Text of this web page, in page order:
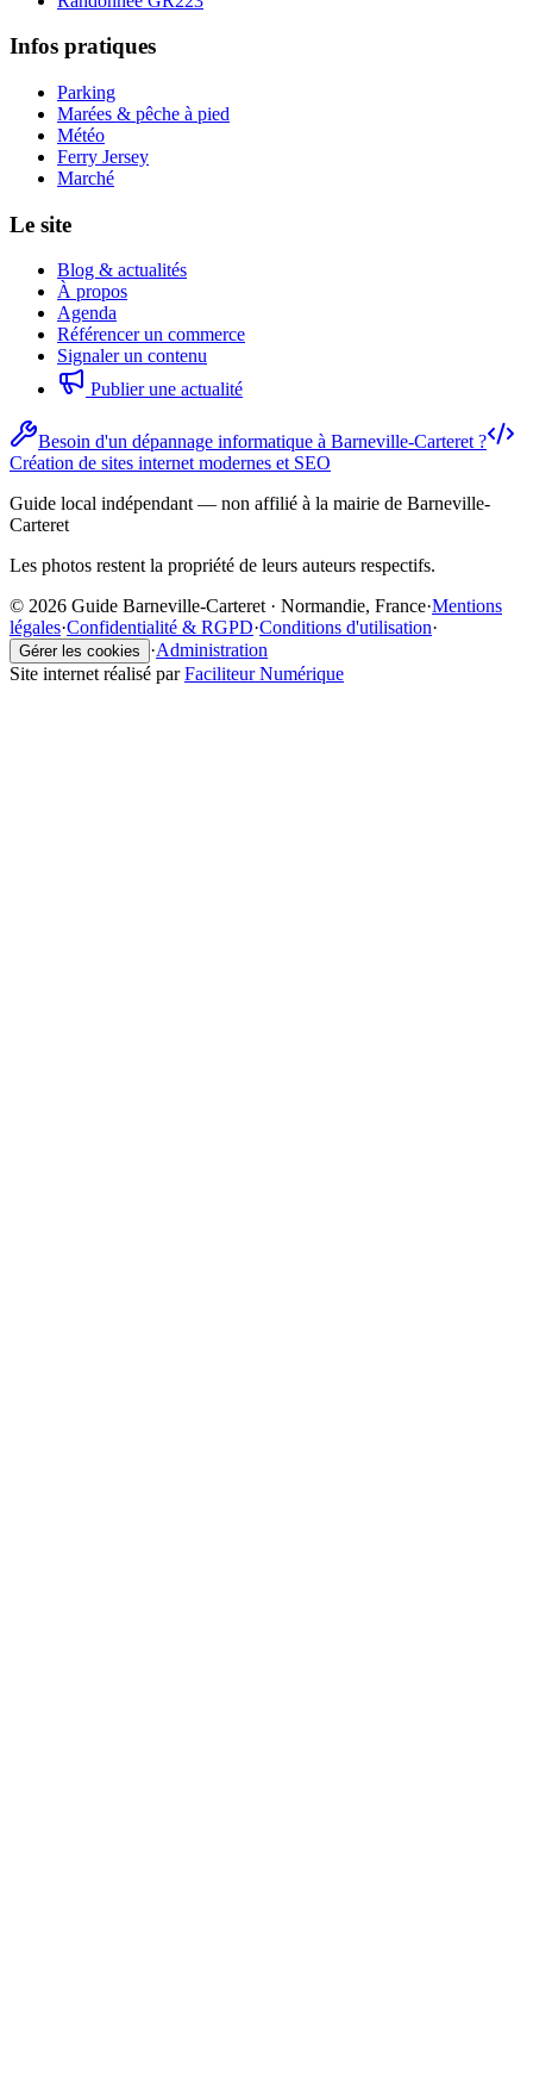
Infos pratiques
Parking
Marées & pêche à pied
Météo
Ferry Jersey
Marché
Le site
Blog & actualités
À propos
Agenda
Référencer un commerce
Signaler un contenu
Publier une actualité
Besoin d'un dépannage informatique à Barneville-Carteret ?
Création de sites internet modernes et SEO
Guide local indépendant — non affilié à la mairie de Barneville-
Carteret
Les photos restent la propriété de leurs auteurs respectifs.
© 2026 Guide Barneville-Carteret · Normandie, France·Mentions
légales·Confidentialité & RGPD·Conditions d'utilisation·
Gérer les cookies ·Administration
Site internet réalisé par Faciliteur Numérique